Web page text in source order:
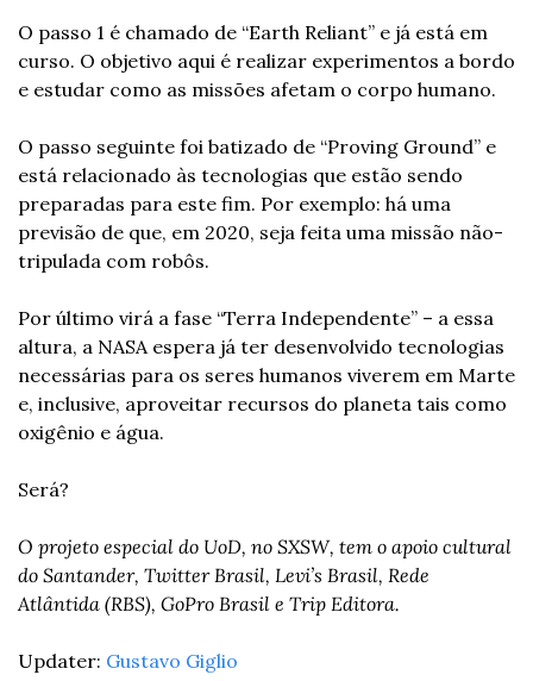
O passo 1 é chamado de “Earth Reliant” e já está em
curso. O objetivo aqui é realizar experimentos a bordo
e estudar como as missões afetam o corpo humano.
O passo seguinte foi batizado de “Proving Ground” e
está relacionado às tecnologias que estão sendo
preparadas para este fim. Por exemplo: há uma
previsão de que, em 2020, seja feita uma missão não-
tripulada com robôs.
Por último virá a fase “Terra Independente” – a essa
altura, a NASA espera já ter desenvolvido tecnologias
necessárias para os seres humanos viverem em Marte
e, inclusive, aproveitar recursos do planeta tais como
oxigênio e água.
Será?
O projeto especial do UoD, no SXSW, tem o apoio cultural
do Santander, Twitter Brasil, Levi’s Brasil, Rede
Atlântida (RBS), GoPro Brasil e Trip Editora.
Updater: Gustavo Giglio